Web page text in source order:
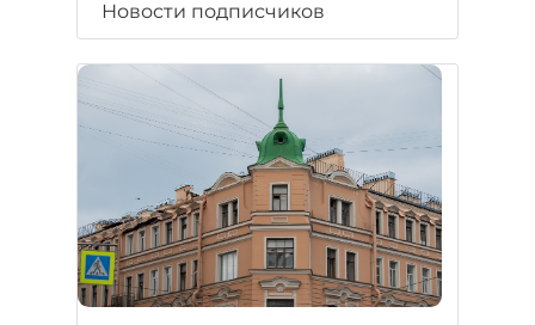
Новости подписчиков